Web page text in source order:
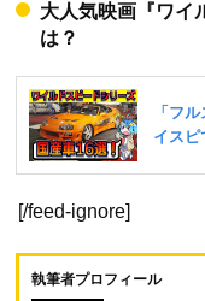
大人気映画『ワイ
は？
[/feed-ignore]
執筆者プロフィール